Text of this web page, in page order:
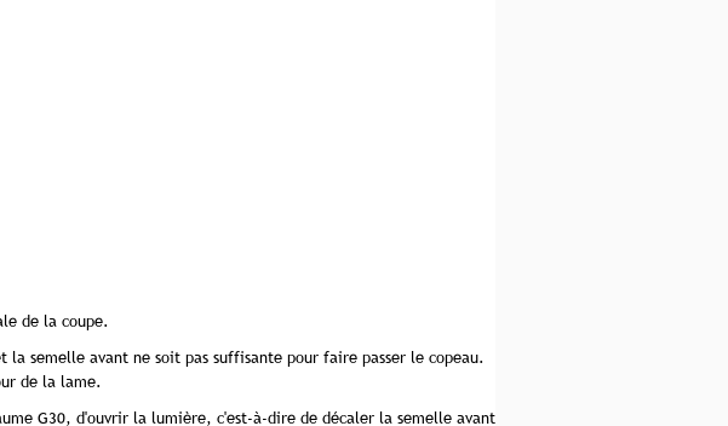
de la coupe.
semelle avant ne soit pas suffisante pour faire passer le copeau.
de la lame.
G30, d'ouvrir la lumière, c'est-à-dire de décaler la semelle avant